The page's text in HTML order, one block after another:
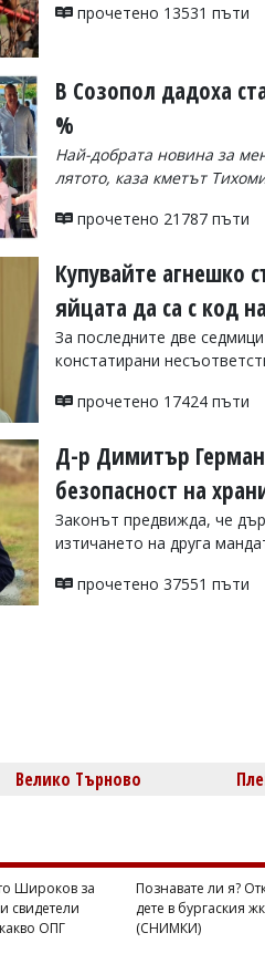
прочетено 13531 пъти
В Созопол дадоха
%
Най-добрата новина за
лятото, каза кметът
прочетено 21787 пъти
Купувайте агнешко
яйцата да са с код
За последните две
констатирани
прочетено 17424 пъти
Д-р Димитър
безопасност на
Законът предвижда, че
изтичането на друга
прочетено 37551 пъти
Велико Търново
Широков за
свидетели
ОПГ
Познавате ли я?
дете в бургаския
(СНИМКИ)